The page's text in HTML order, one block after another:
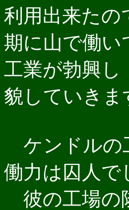
利用出来たの
期に山で働い
工業が勃興し
貌していきま
ケンドルの
働力は囚人で
彼の工場の